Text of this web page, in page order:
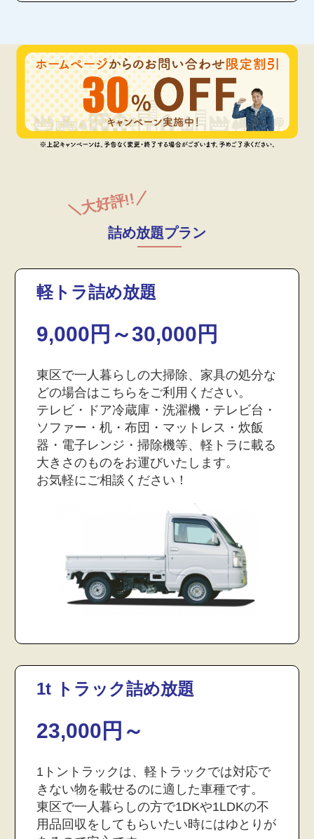
＼大好評!!／
詰め放題プラン
軽トラ詰め放題
9,000円～30,000円
東区で一人暮らしの大掃除、家具の処分な
どの場合はこちらをご利用ください。
テレビ・ドア冷蔵庫・洗濯機・テレビ台・
ソファー・机・布団・マットレス・炊飯
器・電子レンジ・掃除機等、軽トラに載る
大きさのものをお運びいたします。
お気軽にご相談ください！
1t トラック詰め放題
23,000円～
1トントラックは、軽トラックでは対応で
きない物を載せるのに適した車種です。
東区で一人暮らしの方で1DKや1LDKの不
用品回収をしてもらいたい時にはゆとりが